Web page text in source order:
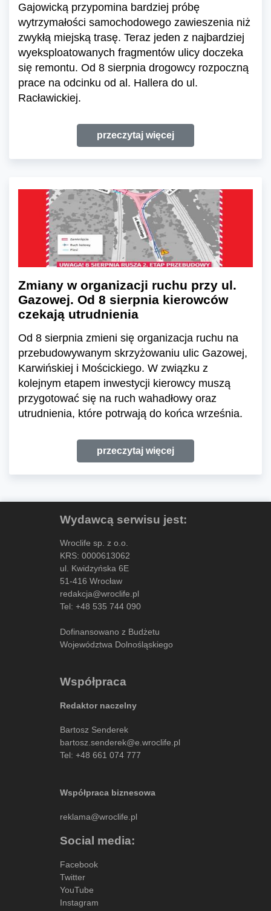
Gajowicką przypomina bardziej próbę
wytrzymałości samochodowego zawieszenia niż
zwykłą miejską trasę. Teraz jeden z najbardziej
wyeksploatowanych fragmentów ulicy doczeka
się remontu. Od 8 sierpnia drogowcy rozpoczną
prace na odcinku od al. Hallera do ul.
Racławickiej.
przeczytaj więcej
Zmiany w organizacji ruchu przy ul.
Gazowej. Od 8 sierpnia kierowców
czekają utrudnienia
Od 8 sierpnia zmieni się organizacja ruchu na
przebudowywanym skrzyżowaniu ulic Gazowej,
Karwińskiej i Mościckiego. W związku z
kolejnym etapem inwestycji kierowcy muszą
przygotować się na ruch wahadłowy oraz
utrudnienia, które potrwają do końca września.
przeczytaj więcej
Wydawcą serwisu jest:
Wroclife sp. z o.o.
KRS: 0000613062
ul. Kwidzyńska 6E
51-416 Wrocław
redakcja@wroclife.pl
Tel: +48 535 744 090
Dofinansowano z Budżetu
Województwa Dolnośląskiego
Współpraca
Redaktor naczelny
Bartosz Senderek
bartosz.senderek@e.wroclife.pl
Tel: +48 661 074 777
Współpraca biznesowa
reklama@wroclife.pl
Social media:
Facebook
Twitter
YouTube
Instagram